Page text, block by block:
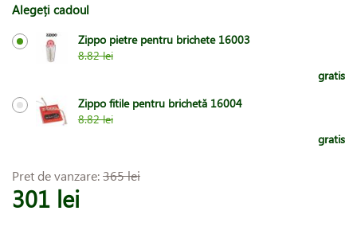
Alegeți cadoul
Zippo pietre pentru brichete 16003
8.82 lei
gratis
Zippo fitile pentru brichetă 16004
8.82 lei
gratis
Pret de vanzare:365 lei
301 lei